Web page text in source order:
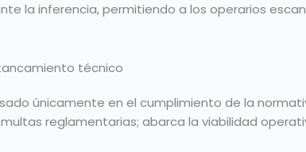
la inferencia, permitiendo a los operarios
técnico
únicamente en el cumplimiento de la
reglamentarias; abarca la viabilidad